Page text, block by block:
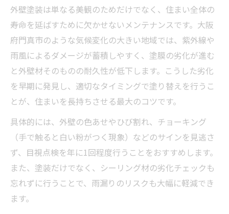
外壁塗装は単なる美観のためだけでなく、住まい全体の
寿命を延ばすために欠かせないメンテナンスです。大阪
府門真市のような気候変化の大きい地域では、紫外線や
雨風によるダメージが蓄積しやすく、塗膜の劣化が進む
と外壁材そのものの耐久性が低下します。こうした劣化
を早期に発見し、適切なタイミングで塗り替えを行うこ
とが、住まいを長持ちさせる最大のコツです。
具体的には、外壁の色あせやひび割れ、チョーキング
（手で触ると白い粉がつく現象）などのサインを見逃さ
ず、目視点検を年に1回程度行うことをおすすめします。
また、塗装だけでなく、シーリング材の劣化チェックも
忘れずに行うことで、雨漏りのリスクも大幅に軽減でき
ます。